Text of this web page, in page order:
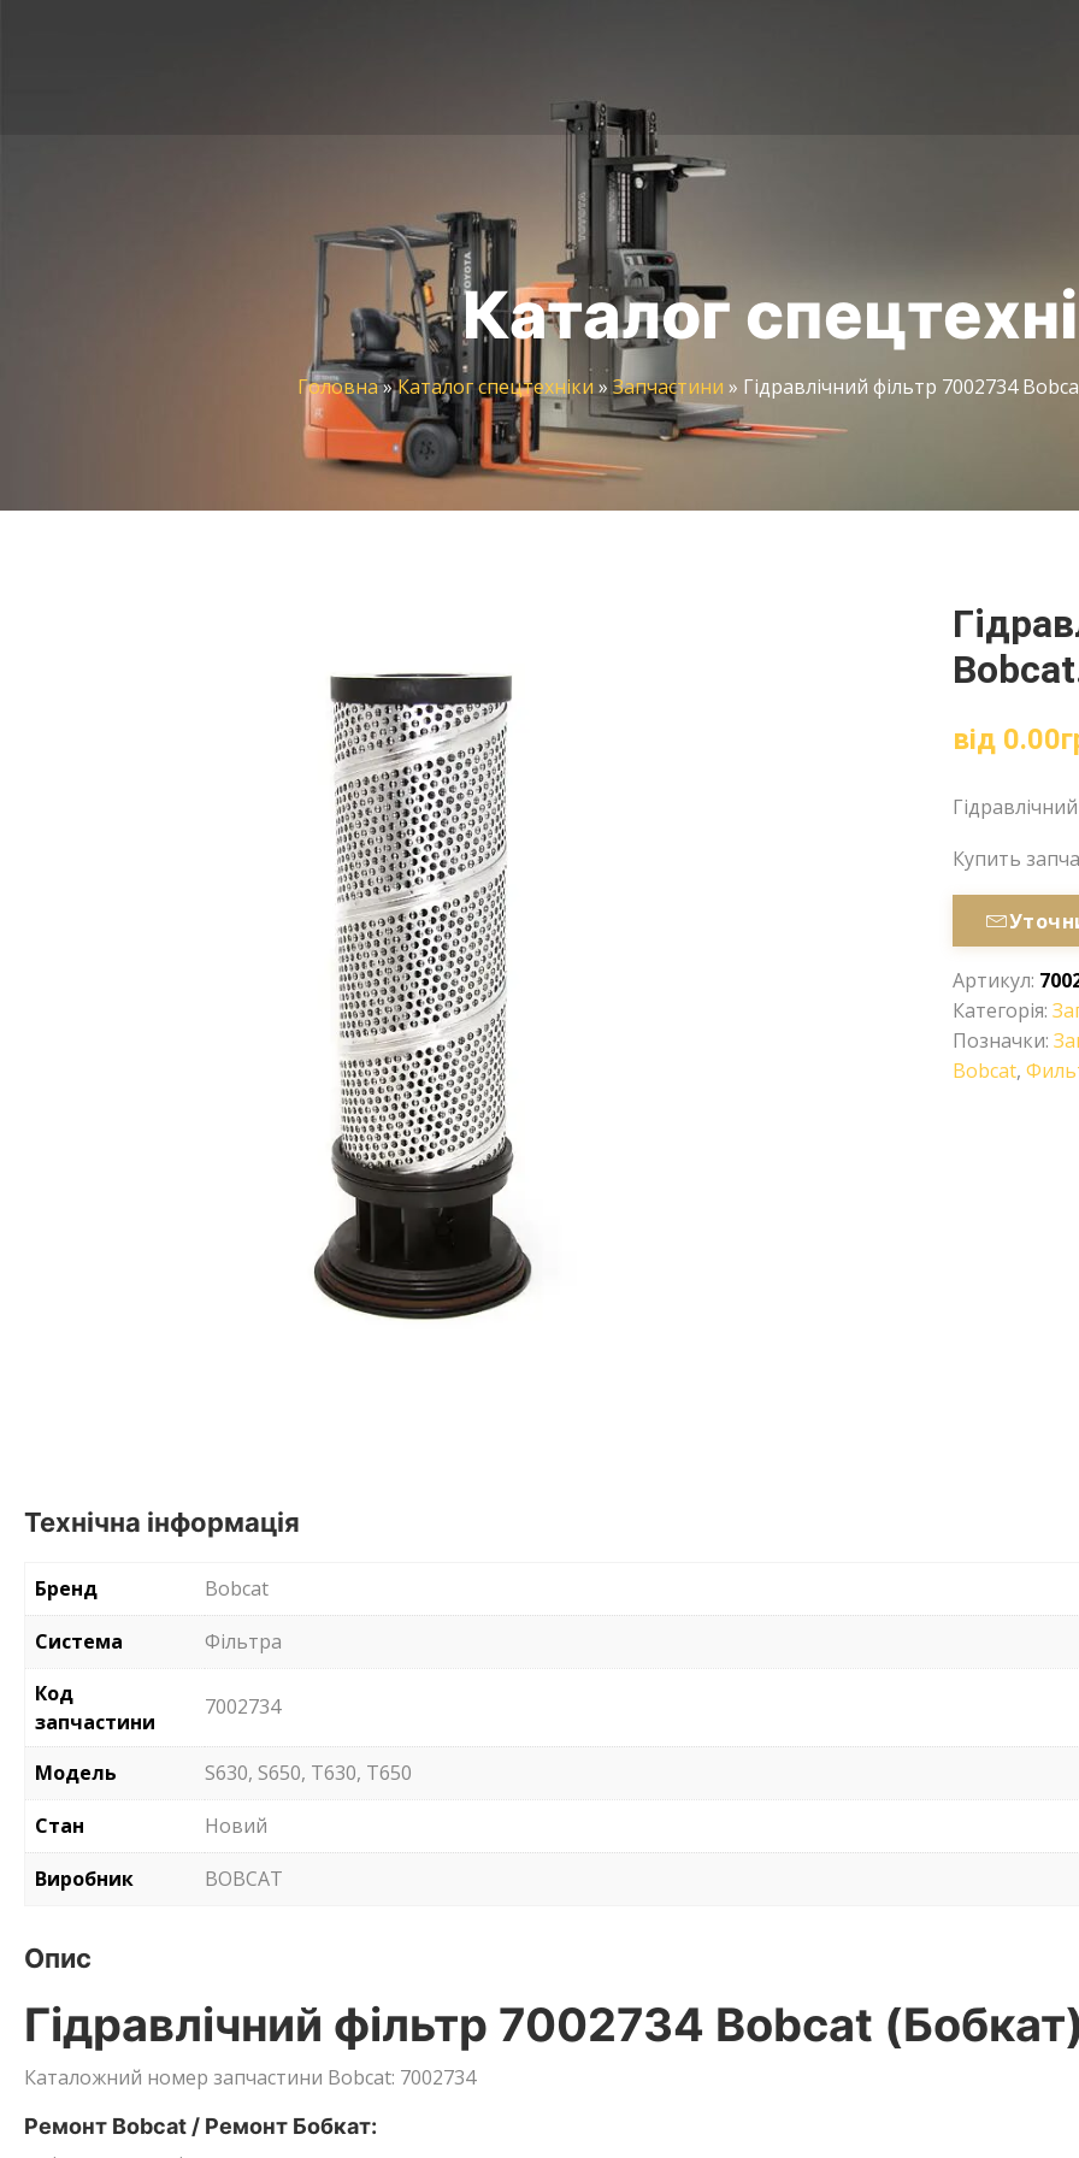
Каталог
Головна»Каталог спецтехніки » Запчастини » Гідравлічний фільтр 7002734
від 0.00
Купить
Артикул:
Категорія:
Позначки:
Bobcat,
Технічна інформація
Бренд
Bobcat
Система
Фільтра
Код
запчастини
7002734
Модель
S630, S650, T630, T650
Стан
Новий
Виробник
BOBCAT
Опис
Гідравлічний фільтр 7002734 Bobcat
Каталожний номер запчастини Bobcat: 7002734
Ремонт Bobcat / Ремонт Бобкат: